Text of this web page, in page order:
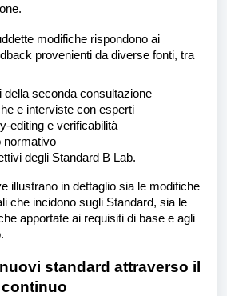
modifiche rispondono ai
provenienti da diverse fonti, tra
della seconda consultazione
e interviste con esperti
editing e verificabilità
normativo
degli Standard B Lab.
illustrano in dettaglio sia le modifiche
che incidono sugli Standard, sia le
apportate ai requisiti di base e agli
standard attraverso il